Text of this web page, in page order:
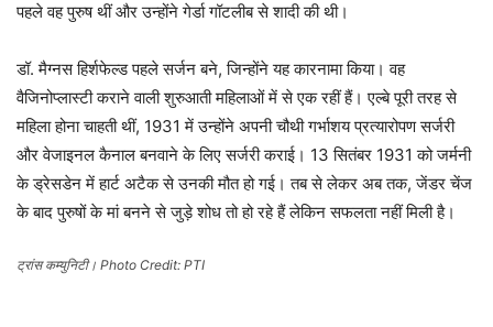
पहले वह पुरुष थीं और उन्होंने गेर्डा गॉटलीब से शादी की थी।
डॉ. मैग्नस हिर्शफेल्ड पहले सर्जन बने, जिन्होंने यह कारनामा किया। वह
वैजिनोप्लास्टी कराने वाली शुरुआती महिलाओं में से एक रहीं हैं। एल्बे पूरी तरह से
महिला होना चाहती थीं, 1931 में उन्होंने अपनी चौथी गर्भाशय प्रत्यारोपण सर्जरी
और वेजाइनल कैनाल बनवाने के लिए सर्जरी कराई। 13 सितंबर 1931 को जर्मनी
के ड्रेसडेन में हार्ट अटैक से उनकी मौत हो गई। तब से लेकर अब तक, जेंडर चेंज
के बाद पुरुषों के मां बनने से जुड़े शोध तो हो रहे हैं लेकिन सफलता नहीं मिली है।
ट्रांस कम्युनिटी। Photo Credit: PTI